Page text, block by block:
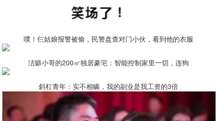
噗！仨姑娘报警被偷，民警盘查对门小伙，看到他的衣服
洁癖小哥的200㎡独居豪宅：智能控制家里一切，连狗
斜杠青年：实不相瞒，我的副业是我工资的3倍